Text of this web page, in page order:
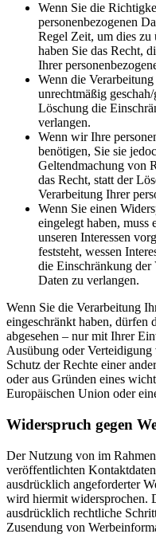
Wenn Sie die
personenbezogenen
Regel Zeit, um dies
haben Sie das Recht,
Ihrer
Wenn die
unrechtmäßig
Löschung die
verlangen.
Wenn wir Ihre
benötigen, Sie sie
Geltendmachung von
das Recht, statt der
Verarbeitung Ihrer
Wenn Sie einen
eingelegt haben,
unseren Interessen
feststeht, wessen
die Einschränkung der
Daten zu verlangen.
Wenn Sie die Verarbeitung
eingeschränkt haben, dürfen
abgesehen – nur mit Ihrer
Ausübung oder Verteidigung
Schutz der Rechte einer
oder aus Gründen eines
Europäischen Union oder
Widerspruch gegen
Der Nutzung von im
veröffentlichten
ausdrücklich angeforderter
wird hiermit widersprochen.
ausdrücklich rechtliche
Zusendung von